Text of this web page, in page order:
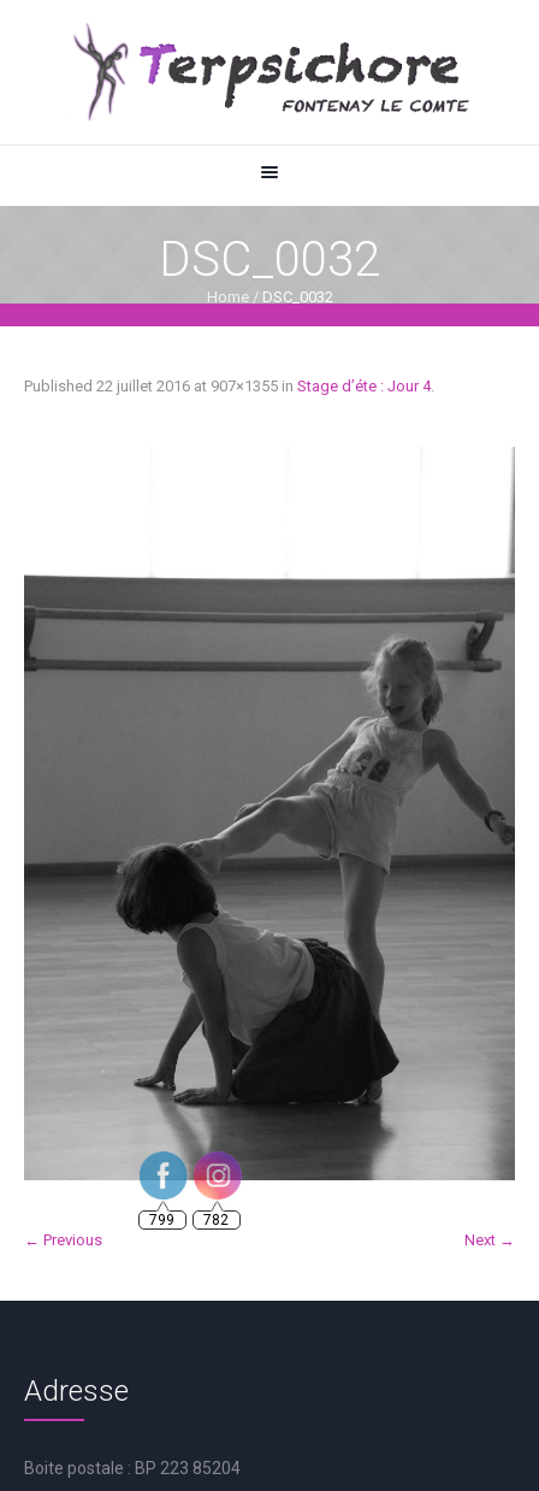
DSC_0032
Home / DSC_0032
Published 22 juillet 2016 at 907×1355 in Stage d’éte : Jour 4.
← Previous Next →
Adresse
Boite postale : BP 223 85204
799 782